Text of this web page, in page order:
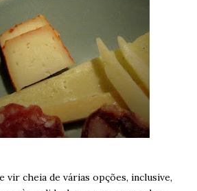
vir cheia de várias opções, inclusive,